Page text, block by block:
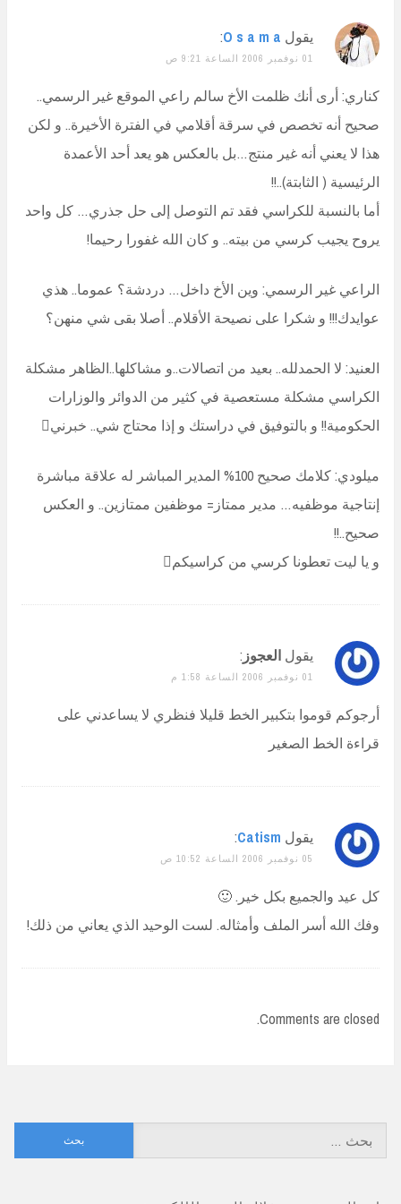
يقول O s a m a
:
01 نوفمبر 2006 الساعة 9:21 ص
كناري: أرى أنك ظلمت الأخ سالم راعي الموقع غير الرسمي..
صحيح أنه تخصص في سرقة أقلامي في الفترة الأخيرة.. و لكن
هذا لا يعني أنه غير منتج…بل بالعكس هو يعد أحد الأعمدة
الرئيسية ( الثابتة)..!!
أما بالنسبة للكراسي فقد تم التوصل إلى حل جذري… كل واحد
يروح يجيب كرسي من بيته.. و كان الله غفورا رحيما!
الراعي غير الرسمي: وين الأخ داخل… دردشة؟ عموما.. هذي
عوايدك!!! و شكرا على نصيحة الأقلام.. أصلا بقى شي منهن؟
العنيد: لا الحمدلله.. بعيد من اتصالات..و مشاكلها..الظاهر مشكلة
الكراسي مشكلة مستعصية في كثير من الدوائر والوزارات
الحكومية!! و بالتوفيق في دراستك و إذا محتاج شي.. خبرني
ميلودي: كلامك صحيح 100% المدير المباشر له علاقة مباشرة
إنتاجية موظفيه… مدير ممتاز= موظفين ممتازين.. و العكس
صحيح..!!
و يا ليت تعطونا كرسي من كراسيكم
يقول العجوز :
01 نوفمبر 2006 الساعة 1:58 م
أرجوكم قوموا بتكبير الخط قليلا فنظري لا يساعدني على
قراءة الخط الصغير
يقول Catism
:
05 نوفمبر 2006 الساعة 10:52 ص
كل عيد والجميع بكل خير. 🙂
وفك الله أسر الملف وأمثاله. لست الوحيد الذي يعاني من ذلك!
Comments are closed.
عن: